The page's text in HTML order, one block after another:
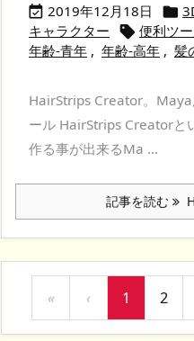
 2019年12月18日 
キャラクター
 便利ツ
年齢-青年 , 年齢-高年 , 髪
HairStrips Creator。Maya
ール HairStrips Creatorと
作る事が出来るMa ...
記事を読む
« ‹ 1 2